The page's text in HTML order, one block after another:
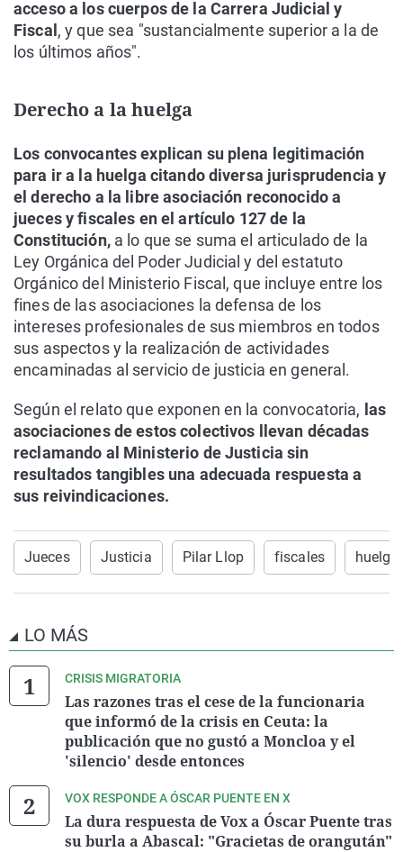
acceso a los cuerpos de la Carrera Judicial y
Fiscal , y que sea "sustancialmente superior a la de
los últimos años".
Derecho a la huelga
Los convocantes explican su plena legitimación
para ir a la huelga citando diversa jurisprudencia y
el derecho a la libre asociación reconocido a
jueces y fiscales en el artículo 127 de la
Constitución,a lo que se suma el articulado de la
Ley Orgánica del Poder Judicial y del estatuto
Orgánico del Ministerio Fiscal, que incluye entre los
fines de las asociaciones la defensa de los
intereses profesionales de sus miembros en todos
sus aspectos y la realización de actividades
encaminadas al servicio de justicia en general.
Según el relato que exponen en la convocatoria, las
asociaciones de estos colectivos llevan décadas
reclamando al Ministerio de Justicia sin
resultados tangibles una adecuada respuesta a
sus reivindicaciones.
Jueces Justicia Pilar Llop fiscales huelga
LO MÁS
CRISIS MIGRATORIA
Las razones tras el cese de la funcionaria
que informó de la crisis en Ceuta: la
publicación que no gustó a Moncloa y el
'silencio' desde entonces
VOX RESPONDE A ÓSCAR PUENTE EN X
La dura respuesta de Vox a Óscar Puente tras
su burla a Abascal: "Gracietas de orangután"